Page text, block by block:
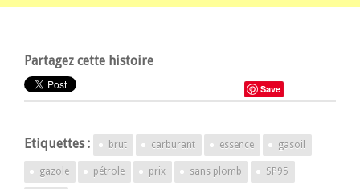
Partagez cette histoire
Save
Etiquettes : brut carburant essence gasoil
gazole pétrole prix sans plomb SP95